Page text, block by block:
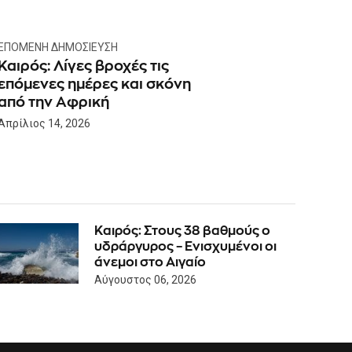
ΔΗΜΟΣΊΕΥΣΗ
Λίγες βροχές τις
ημέρες και σκόνη
την Αφρική
14, 2026
Καιρός: Στους 38 βαθμούς ο
υδράργυρος – Ενισχυμένοι οι
άνεμοι στο Αιγαίο
Αύγουστος 06, 2026